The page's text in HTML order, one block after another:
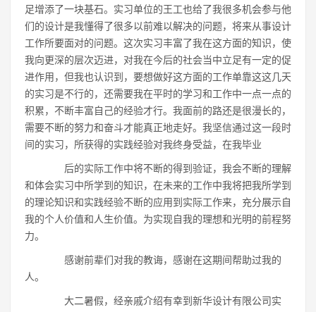
足增添了一块基石。实习单位的王工也给了我很多机会参与他
们的设计是我懂得了很多以前难以解决的问题，将来从事设计
工作所要面对的问题。这次实习丰富了我在这方面的知识，使
我向更深的层次迈进，对我在今后的社会当中立足有一定的促
进作用，但我也认识到，要想做好这方面的工作单靠这这几天
的实习是不行的，还需要我在平时的学习和工作中一点一点的
积累，不断丰富自己的经验才行。我面前的路还是很漫长的，
需要不断的努力和奋斗才能真正地走好。我坚信通过这一段时
间的实习，所获得的实践经验对我终身受益，在我毕业
后的实际工作中将不断的得到验证，我会不断的理解
和体会实习中所学到的知识，在未来的工作中我将把我所学到
的理论知识和实践经验不断的应用到实际工作来，充分展示自
我的个人价值和人生价值。为实现自我的理想和光明的前程努
力。
感谢前辈们对我的教诲，感谢在这期间帮助过我的
人。
大二暑假，经亲戚介绍有幸到新华设计有限公司实